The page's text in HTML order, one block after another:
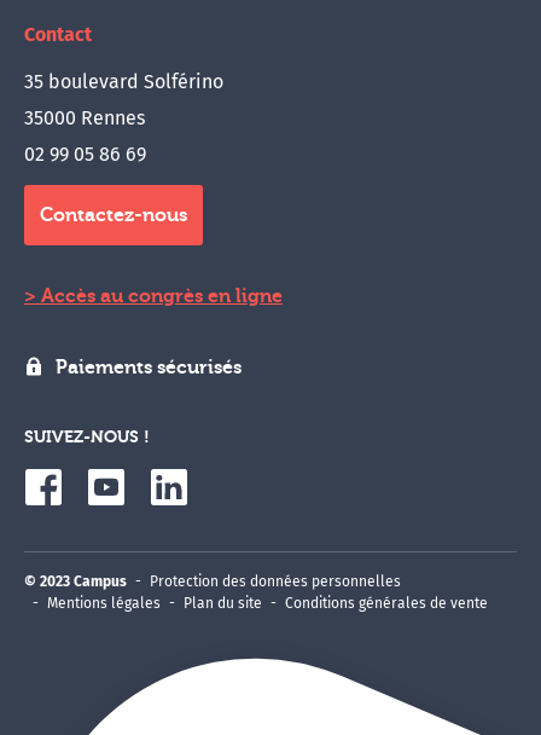
Contact
35 boulevard Solférino
35000 Rennes
02 99 05 86 69
Contactez-nous
Accès au congrès en ligne
Paiements sécurisés
SUIVEZ-NOUS !
© 2023 Campus
Protection des données personnelles
Mentions légales
Plan du site Conditions générales de vente